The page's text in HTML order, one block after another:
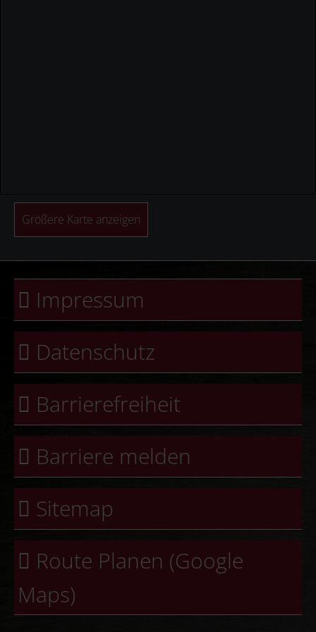
Größere Karte anzeigen
Impressum
Datenschutz
Barrierefreiheit
Barriere melden
Sitemap
Route Planen (Google
Maps)